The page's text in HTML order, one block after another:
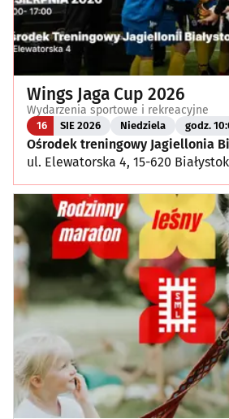
Wings Jaga Cup 2026
Wydarzenia sportowe i rekreacyjne
16 SIE 2026 Niedziela godz.
Ośrodek treningowy Jagiellonia
ul. Elewatorska 4, 15-620 Białystok